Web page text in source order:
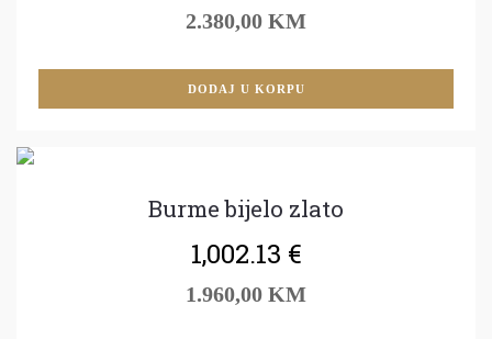
2.380,00 KM
DODAJ U KORPU
Burme bijelo zlato
1,002.13 €
1.960,00 KM